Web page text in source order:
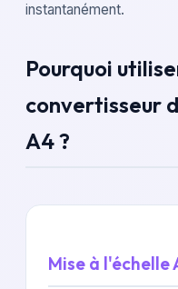
instantanément.
Pourquoi
convertisseur
A4 ?
Mise à